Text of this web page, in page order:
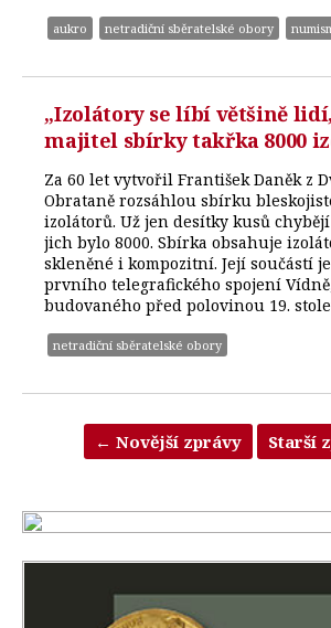
aukro netradiční sběratelské obory
„Izolátory se líbí většině
majitel sbírky takřka 8000
Za 60 let vytvořil František Daněk z
Obrataně rozsáhlou sbírku
izolátorů. Už jen desítky kusů
jich bylo 8000. Sbírka obsahuje
skleněné i kompozitní. Její součástí
prvního telegrafického spojení
budovaného před polovinou 19.
netradiční sběratelské obory
← Novější zprávy Starší